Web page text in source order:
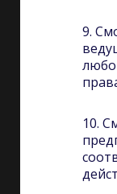
9.
10.